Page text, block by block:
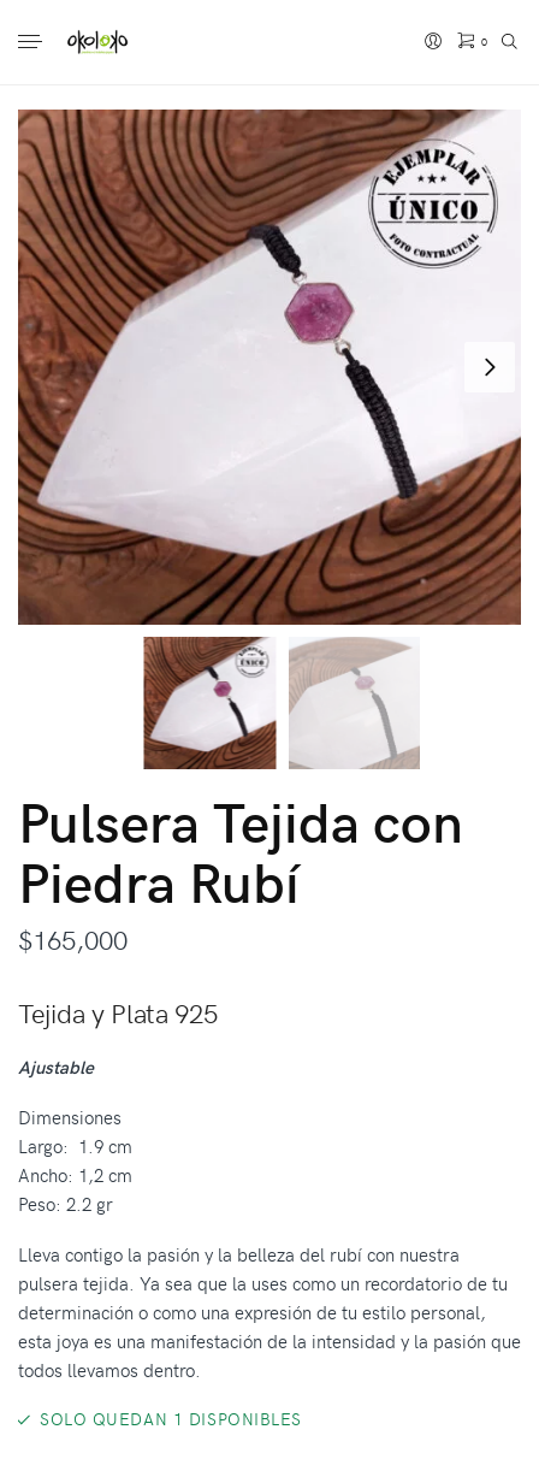
0
Pulsera Tejida con
Piedra Rubí
$165,000
Tejida y Plata 925
Ajustable
Dimensiones
Largo: 1.9 cm
Ancho: 1,2 cm
Peso: 2.2 gr
Lleva contigo la pasión y la belleza del rubí con nuestra
pulsera tejida. Ya sea que la uses como un recordatorio de tu
determinación o como una expresión de tu estilo personal,
esta joya es una manifestación de la intensidad y la pasión que
todos llevamos dentro.
SOLO QUEDAN 1 DISPONIBLES